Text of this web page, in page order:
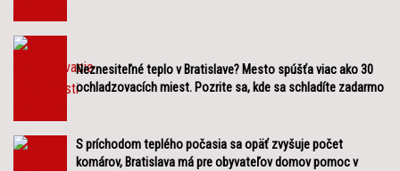
Neznesiteľné teplo v Bratislave? Mesto spúšťa viac ako 30
ochladzovacích miest. Pozrite sa, kde sa schladíte zadarmo
S príchodom teplého počasia sa opäť zvyšuje počet
komárov, Bratislava má pre obyvateľov domov pomoc v